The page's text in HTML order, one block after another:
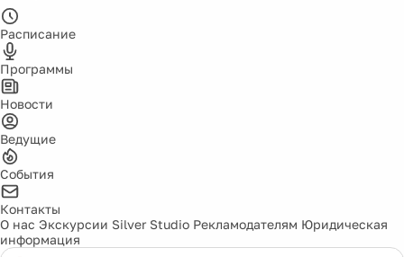
Расписание
Программы
Новости
Ведущие
События
Контакты
О нас Экскурсии Silver Studio Рекламодателям Юридическая
информация